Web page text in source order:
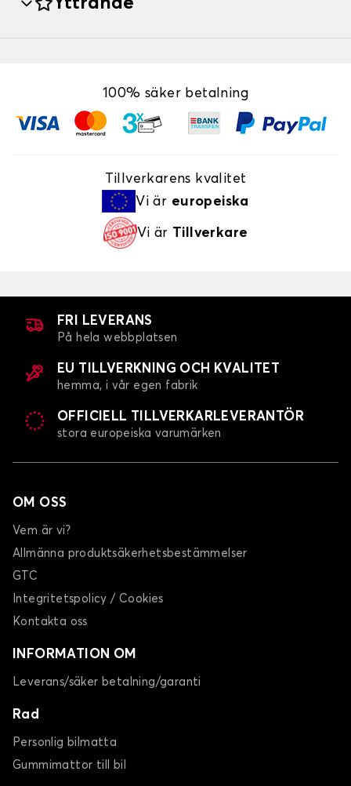
100% säker betalning
Tillverkarens kvalitet
Vi är europeiska
Vi är Tillverkare
FRI LEVERANS
På hela webbplatsen
EU TILLVERKNING OCH KVALITET
hemma, i vår egen fabrik
OFFICIELL TILLVERKARLEVERANTÖR
stora europeiska varumärken
OM OSS
Vem är vi?
Allmänna produktsäkerhetsbestämmelser
GTC
Integritetspolicy / Cookies
Kontakta oss
INFORMATION OM
Leverans/säker betalning/garanti
Rad
Personlig bilmatta
Gummimattor till bil